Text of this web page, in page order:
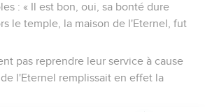
: « Il est bon, oui, sa bonté dure
le temple, la maison de l'Eternel, fut
pas reprendre leur service à cause
l'Eternel remplissait en effet la